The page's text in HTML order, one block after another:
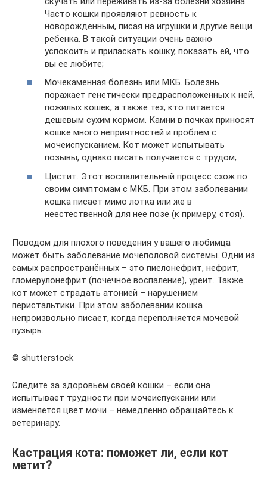
Часто кошки проявляют ревность к
новорожденным, писая на игрушки и другие вещи
ребенка. В такой ситуации очень важно
успокоить и приласкать кошку, показать ей, что
вы ее любите;
Мочекаменная болезнь или МКБ. Болезнь
поражает генетически предрасположенных к ней,
пожилых кошек, а также тех, кто питается
дешевым сухим кормом. Камни в почках приносят
кошке много неприятностей и проблем с
мочеиспусканием. Кот может испытывать
позывы, однако писать получается с трудом;
Цистит. Этот воспалительный процесс схож по
своим симптомам с МКБ. При этом заболевании
кошка писает мимо лотка или же в
неестественной для нее позе (к примеру, стоя).
Поводом для плохого поведения у вашего любимца
может быть заболевание мочеполовой системы. Одни из
самых распространённых – это пиелонефрит, нефрит,
гломерулонефрит (почечное воспаление), уреит. Также
кот может страдать атонией – нарушением
перистальтики. При этом заболевании кошка
непроизвольно писает, когда переполняется мочевой
пузырь.
© shutterstock
Следите за здоровьем своей кошки – если она
испытывает трудности при мочеиспускании или
изменяется цвет мочи – немедленно обращайтесь к
ветеринару.
Кастрация кота: поможет ли, если кот
метит?